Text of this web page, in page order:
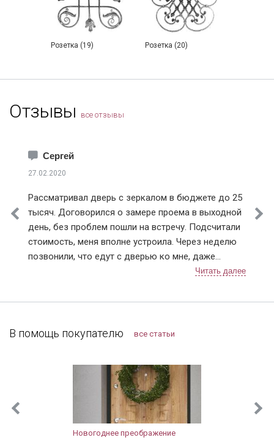
Розетка (19) Розетка (20)
Отзывы все отзывы
Сергей
27.02.2020
Рассматривал дверь с зеркалом в бюджете до 25
тысяч. Договорился о замере проема в выходной
день, без проблем пошли на встречу. Подсчитали
стоимость, меня вполне устроила. Через неделю
позвонили, что едут с дверью ко мне, даже
немного раньше приехали, пришлось им меня
прошла установка, крупный мусор весь убрали
советы по уходу за дверью, чтобы замки не
двери новая просто восхищает! Шумов с
лестницы не слышно, не задувает, значит
запенена хорошо, щелей тоже нет. Внешний вид
презентабельный, тут замечаний нет. Зеркало для
нашей прихожей очень кстати, так как места мало.
В помощь покупателю все статьи
Новогоднее преображение